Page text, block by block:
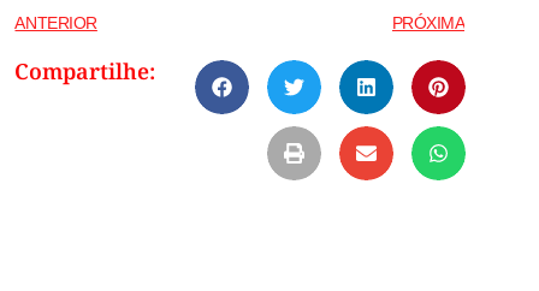
ANTERIOR PRÓXIMA
Compartilhe: